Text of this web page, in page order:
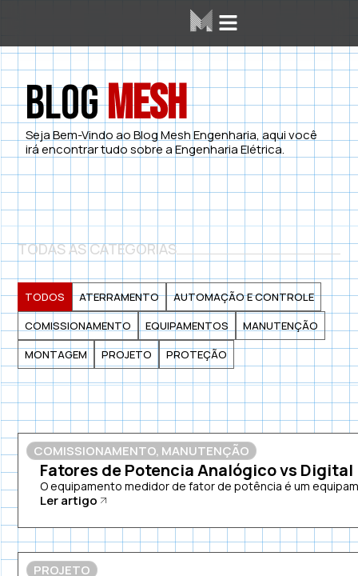
BlogMesh
Seja Bem-Vindo ao Blog Mesh Engenharia, aqui você
irá encontrar tudo sobre a Engenharia Elétrica.
TODAS AS CATEGORIAS
ATERRAMENTO
AUTOMAÇÃO E CONTROLE
COMISSIONAMENTO
EQUIPAMENTOS
MANUTENÇÃO
MONTAGEM
PROJETO PROTEÇÃO
TODOS
COMISSIONAMENTO, MANUTENÇÃO
Fatores de Potencia Analógico vs Digital
O equipamento medidor de fator de potência é um
Ler artigo
PROJETO